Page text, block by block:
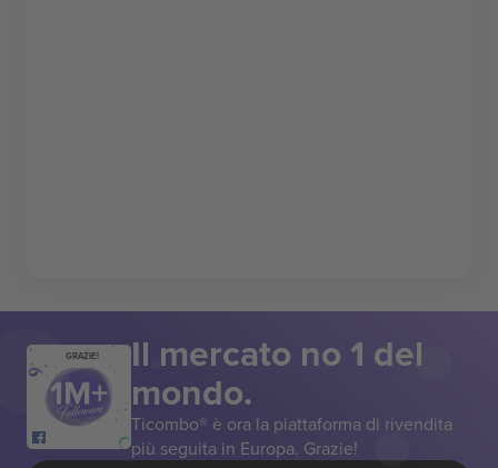
GRAZIE! Il mercato no 1 del
mondo.
Ticombo® è ora la piattaforma di rivendita
più seguita in Europa. Grazie!